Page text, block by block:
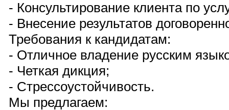
- Консультирование клиента по
- Внесение результатов
Требования к кандидатам:
- Отличное владение русским
- Четкая дикция;
- Стрессоустойчивость.
Мы предлагаем: